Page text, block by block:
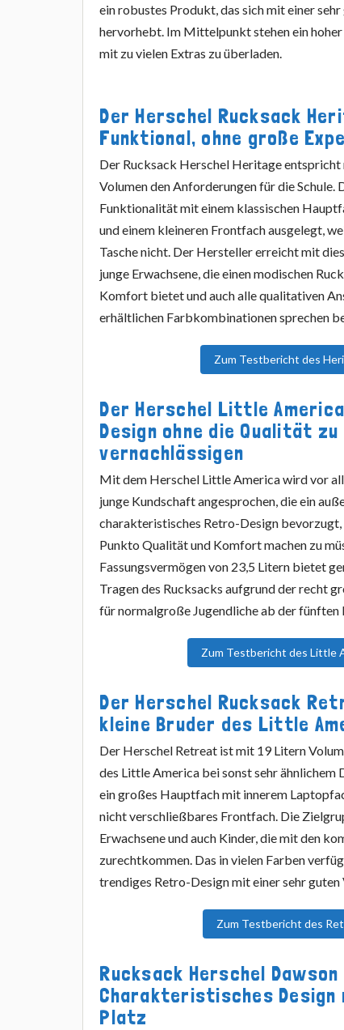
ein robustes Produkt, das sich mit einer
hervorhebt. Im Mittelpunkt stehen ein
mit zu vielen Extras zu überladen.
Der Herschel Rucksack
Funktional, ohne große
Der Rucksack Herschel Heritage
Volumen den Anforderungen für die Schule.
Funktionalität mit einem klassischen
und einem kleineren Frontfach ausgelegt,
Tasche nicht. Der Hersteller erreicht mit
junge Erwachsene, die einen modischen
Komfort bietet und auch alle qualitativen
erhältlichen Farbkombinationen sprechen
Zum Testbericht des
Der Herschel Little
Design ohne die Qualität zu
vernachlässigen
Mit dem Herschel Little America wird vor
junge Kundschaft angesprochen, die ein
charakteristisches Retro-Design
Punkto Qualität und Komfort machen zu
Fassungsvermögen von 23,5 Litern bietet
Tragen des Rucksacks aufgrund der recht
für normalgroße Jugendliche ab der fünften
Zum Testbericht des Little
Der Herschel Rucksack
kleine Bruder des Little
Der Herschel Retreat ist mit 19 Litern
des Little America bei sonst sehr ähnlichem
ein großes Hauptfach mit innerem
nicht verschließbares Frontfach. Die
Erwachsene und auch Kinder, die mit den
zurechtkommen. Das in vielen Farben
trendiges Retro-Design mit einer sehr
Zum Testbericht des
Rucksack Herschel Dawson
Charakteristisches
Platz